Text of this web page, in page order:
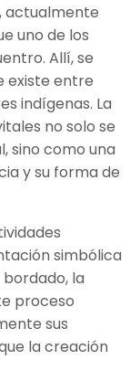
actualmente
uno de los
Allí, se
existe entre
indígenas. La
no solo se
sino como una
y su forma de
simbólica
la
proceso
sus
la creación